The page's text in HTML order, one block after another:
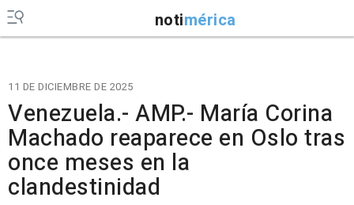
notimérica
11 DE DICIEMBRE DE 2025
Venezuela.- AMP.- María Corina
Machado reaparece en Oslo tras
once meses en la
clandestinidad